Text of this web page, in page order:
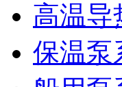
高温导
保温泵